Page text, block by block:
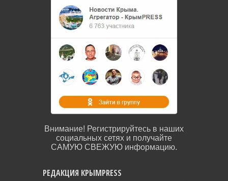
Внимание! Регистрируйтесь в наших
социальных сетях и получайте
САМУЮ СВЕЖУЮ информацию.
РЕДАКЦИЯ КРЫМPRESS